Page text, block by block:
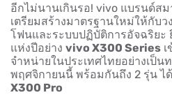
อีกไม่นานเกินรอ! vivo แบรนด์ส
เตรียมสร้างมาตรฐานใหม่ให้กับ
โฟนและระบบปฏิบัติการอัจฉริยะ
แห่งปีอย่าง vivo X300 Series
จำหน่ายในประเทศไทยอย่างเป็น
พฤศจิกายนนี้ พร้อมกันถึง 2 รุ่น ไ
X300 Pro